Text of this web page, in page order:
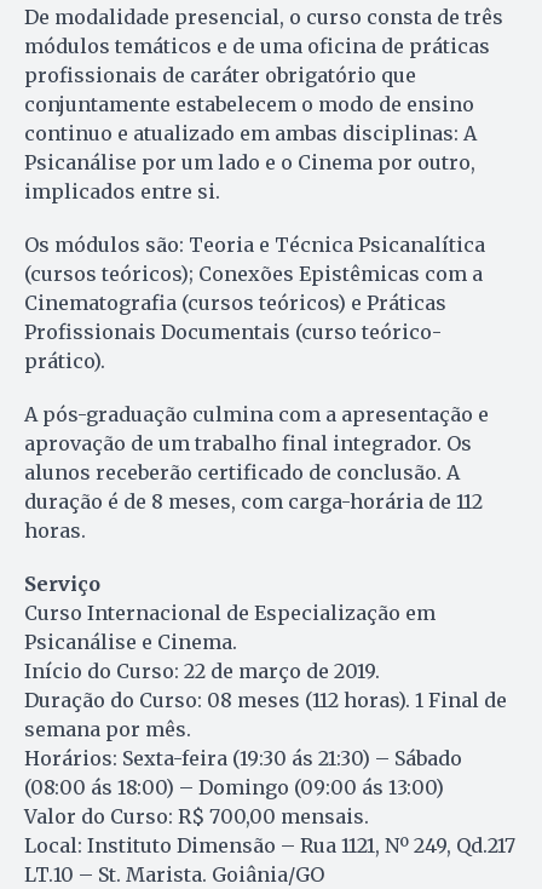
De modalidade presencial, o curso consta de três
módulos temáticos e de uma oficina de práticas
profissionais de caráter obrigatório que
conjuntamente estabelecem o modo de ensino
continuo e atualizado em ambas disciplinas: A
Psicanálise por um lado e o Cinema por outro,
implicados entre si.
Os módulos são: Teoria e Técnica Psicanalítica
(cursos teóricos); Conexões Epistêmicas com a
Cinematografia (cursos teóricos) e Práticas
Profissionais Documentais (curso teórico-
prático).
A pós-graduação culmina com a apresentação e
aprovação de um trabalho final integrador. Os
alunos receberão certificado de conclusão. A
duração é de 8 meses, com carga-horária de 112
horas.
Serviço
Curso Internacional de Especialização em
Psicanálise e Cinema.
Início do Curso: 22 de março de 2019.
Duração do Curso: 08 meses (112 horas). 1 Final de
semana por mês.
Horários: Sexta-feira (19:30 ás 21:30) – Sábado
(08:00 ás 18:00) – Domingo (09:00 ás 13:00)
Valor do Curso: R$ 700,00 mensais.
Local: Instituto Dimensão – Rua 1121, Nº 249, Qd.217
LT.10 – St. Marista. Goiânia/GO